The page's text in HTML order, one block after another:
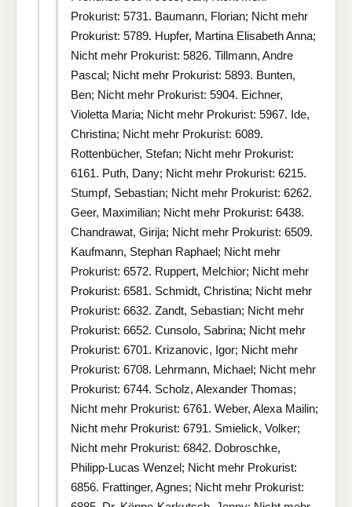
Prokurist: 5731. Baumann, Florian; Nicht mehr
Prokurist: 5789. Hupfer, Martina Elisabeth Anna;
Nicht mehr Prokurist: 5826. Tillmann, Andre
Pascal; Nicht mehr Prokurist: 5893. Bunten,
Ben; Nicht mehr Prokurist: 5904. Eichner,
Violetta Maria; Nicht mehr Prokurist: 5967. Ide,
Christina; Nicht mehr Prokurist: 6089.
Rottenbücher, Stefan; Nicht mehr Prokurist:
6161. Puth, Dany; Nicht mehr Prokurist: 6215.
Stumpf, Sebastian; Nicht mehr Prokurist: 6262.
Geer, Maximilian; Nicht mehr Prokurist: 6438.
Chandrawat, Girija; Nicht mehr Prokurist: 6509.
Kaufmann, Stephan Raphael; Nicht mehr
Prokurist: 6572. Ruppert, Melchior; Nicht mehr
Prokurist: 6581. Schmidt, Christina; Nicht mehr
Prokurist: 6632. Zandt, Sebastian; Nicht mehr
Prokurist: 6652. Cunsolo, Sabrina; Nicht mehr
Prokurist: 6701. Krizanovic, Igor; Nicht mehr
Prokurist: 6708. Lehrmann, Michael; Nicht mehr
Prokurist: 6744. Scholz, Alexander Thomas;
Nicht mehr Prokurist: 6761. Weber, Alexa Mailin;
Nicht mehr Prokurist: 6791. Smielick, Volker;
Nicht mehr Prokurist: 6842. Dobroschke,
Philipp-Lucas Wenzel; Nicht mehr Prokurist:
6856. Frattinger, Agnes; Nicht mehr Prokurist: